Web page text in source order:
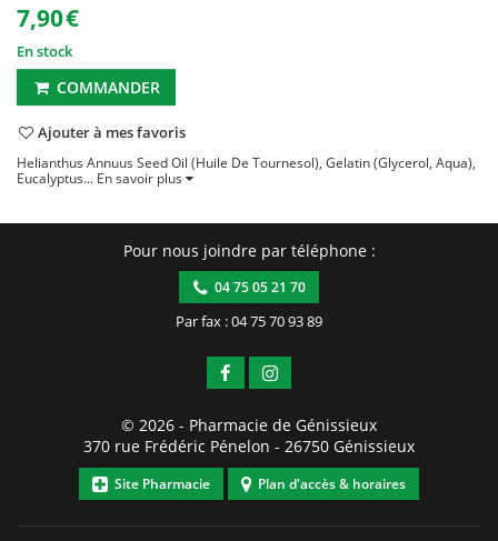
7,90€
En stock
COMMANDER
Ajouter à mes favoris
Helianthus Annuus Seed Oil (Huile De Tournesol), Gelatin (Glycerol, Aqua),
Eucalyptus... En savoir plus
Pour nous joindre par téléphone :
04 75 05 21 70
Par fax : 04 75 70 93 89
© 2026 - Pharmacie de Génissieux
370 rue Frédéric Pénelon - 26750 Génissieux
Site Pharmacie Plan d'accès & horaires